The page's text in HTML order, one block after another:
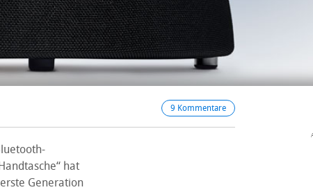
9 Kommentare
hat
Generation